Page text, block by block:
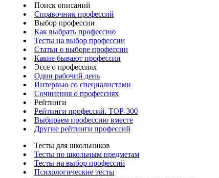
Поиск описаний
Справочник профессий
Выбор профессии
Как выбрать профессию
Тесты на выбор профессии
Статьи о выборе профессии
Какие бывают профессии
Эссе о профессиях
Один рабочий день
Интервью со специалистами
Сочинения о профессиях
Рейтинги
Рейтинги профессий. TOP-300
Выбираем профессию вместе
Другие рейтинги профессий
Тесты для школьников
Тесты по школьным предметам
Тесты на выбор профессий
Психологические тесты